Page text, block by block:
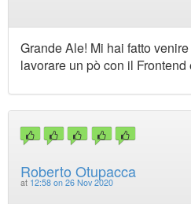
Grande Ale! Mi hai fatto
lavorare un pò con il Frontend
Roberto Otupacca
at 12:58 on 26 Nov 2020